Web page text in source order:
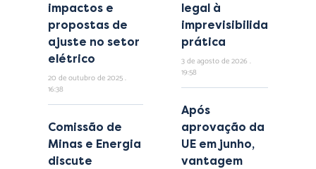
impactos e
propostas de
ajuste no setor
elétrico
20 de outubro de 2025
16:38
Comissão de
Minas e Energia
discute
legal à
imprevisibilidade
prática
3 de agosto de 2026
19:58
Após
aprovação da
UE em junho,
vantagem